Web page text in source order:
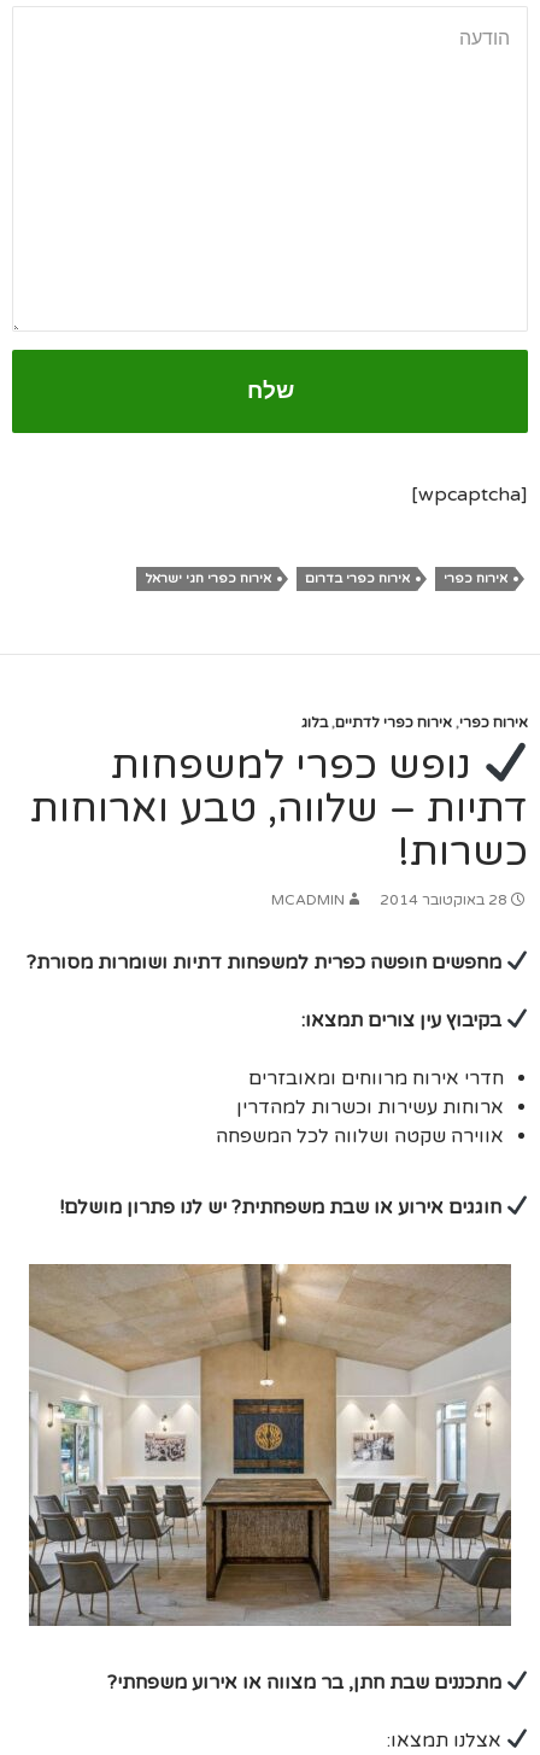
אירוח כפרי אירוח כפרי בדרום אירוח כפרי חגי ישראל
אירוח כפרי,אירוח כפרי לדתיים,בלוג
נופש כפרי למשפחות
דתיות – שלווה, טבע וארוחות
כשרות!
28 באוקטובר 2014 MCADMIN
מחפשים חופשה כפרית למשפחות דתיות ושומרות מסורת?
בקיבוץ עין צורים תמצאו:
חדרי אירוח מרווחים ומאובזרים
ארוחות עשירות וכשרות למהדרין
אווירה שקטה ושלווה לכל המשפחה
חוגגים אירוע או שבת משפחתית? יש לנו פתרון מושלם!
מתכננים שבת חתן, בר מצווה או אירוע משפחתי?
אצלנו תמצאו: